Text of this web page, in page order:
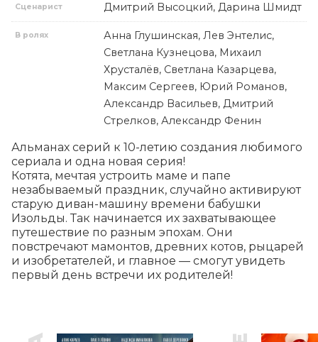
Сценарист Дмитрий Высоцкий, Дарина Шмидт
В ролях
Анна Глушинская, Лев Энтелис,
Светлана Кузнецова, Михаил
Хрусталёв, Светлана Казарцева,
Максим Сергеев, Юрий Романов,
Александр Васильев, Дмитрий
Стрелков, Александр Фенин
Альманах серий к 10-летию создания любимого
сериала и одна новая серия!
Котята, мечтая устроить маме и папе
незабываемый праздник, случайно активируют
старую диван-машину времени бабушки
Изольды. Так начинается их захватывающее
путешествие по разным эпохам. Они
повстречают мамонтов, древних котов, рыцарей
и изобретателей, и главное — смогут увидеть
первый день встречи их родителей!